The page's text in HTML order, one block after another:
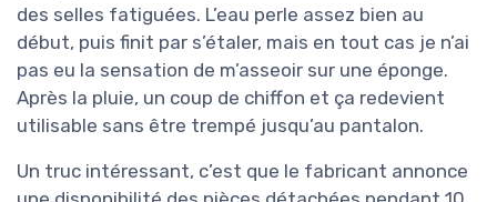
des selles fatiguées. L’eau perle assez bien au
début, puis finit par s’étaler, mais en tout cas je n’ai
pas eu la sensation de m’asseoir sur une éponge.
Après la pluie, un coup de chiffon et ça redevient
utilisable sans être trempé jusqu’au pantalon.
Un truc intéressant, c’est que le fabricant annonce